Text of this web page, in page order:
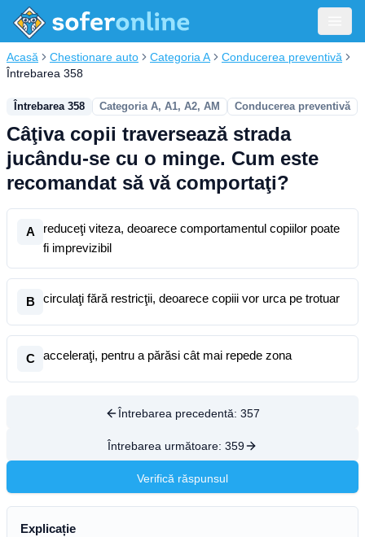
Acasă Chestionare auto Categoria A
Conducerea preventivă
Întrebarea 358
Întrebarea 358 Categoria A, A1, A2, AM Conducerea preventivă
Câţiva copii traversează strada
jucându-se cu o minge. Cum este
recomandat să vă comportaţi?
A
reduceţi viteza, deoarece comportamentul copiilor poate
fi imprevizibil
B circulaţi fără restricţii, deoarece copiii vor urca pe trotuar
C acceleraţi, pentru a părăsi cât mai repede zona
Întrebarea precedentă: 357
Întrebarea următoare: 359
Verifică răspunsul
Explicație